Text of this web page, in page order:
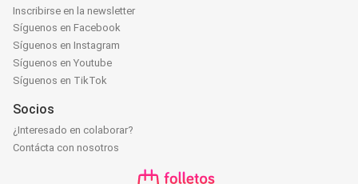
Inscribirse en la newsletter
Síguenos en Facebook
Síguenos en Instagram
Síguenos en Youtube
Síguenos en TikTok
Socios
¿Interesado en colaborar?
Contácta con nosotros